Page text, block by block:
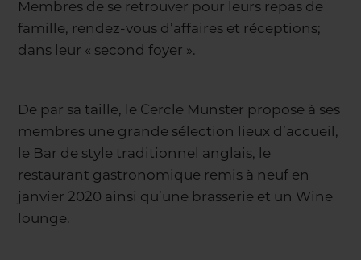
Membres de se retrouver pour leurs repas de
famille, rendez-vous d’affaires et réceptions;
dans leur « second foyer ».
De par sa taille, le Cercle Munster propose à ses
membres une grande sélection lieux d’accueil,
le Bar de style traditionnel anglais, le
restaurant gastronomique remis à neuf en
janvier 2020 ainsi qu’une brasserie et un Wine
lounge.